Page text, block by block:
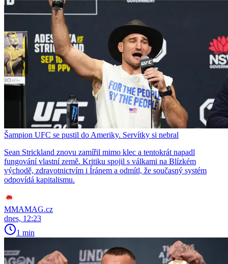
Šampion UFC se pustil do Ameriky. Servítky si nebral
Sean Strickland znovu zamířil mimo klec a tentokrát napadl
fungování vlastní země. Kritiku spojil s válkami na Blízkém
východě, zdravotnictvím i Íránem a odmítl, že současný systém
odpovídá kapitalismu.
MMAMAG.cz
dnes, 12:23
1 min